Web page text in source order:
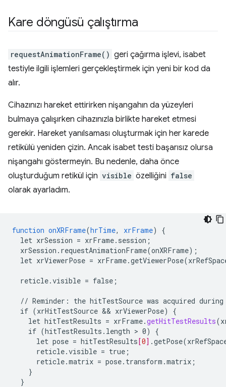
Kare döngüsü çalıştırma
requestAnimationFrame() geri çağırma işlevi, isabet
testiyle ilgili işlemleri gerçekleştirmek için yeni bir kod da
alır.
Cihazınızı hareket ettirirken nişangahın da yüzeyleri
bulmaya çalışırken cihazınızla birlikte hareket etmesi
gerekir. Hareket yanılsaması oluşturmak için her karede
retikülü yeniden çizin. Ancak isabet testi başarısız olursa
nişangahı göstermeyin. Bu nedenle, daha önce
oluşturduğum retikül için visible özelliğini false
olarak ayarladım.
function onXRFrame(hrTime, xrFrame)
{
let xrSession = xrFrame.session ;
xrSession.requestAnimationFrame(onXRFrame) ;
let xrViewerPose =
reticle.visible = false ;
// Reminder : the hitTestSource was acquired during
if (xrHitTestSource && xrViewerPose)
{
let hitTestResults = xrFrame.getHitTestResults(
if (hitTestResults.length > 0)
{
let pose = hitTestResults[0]
reticle.visible = true ;
reticle.matrix = pose.transform.matrix ;
}
}